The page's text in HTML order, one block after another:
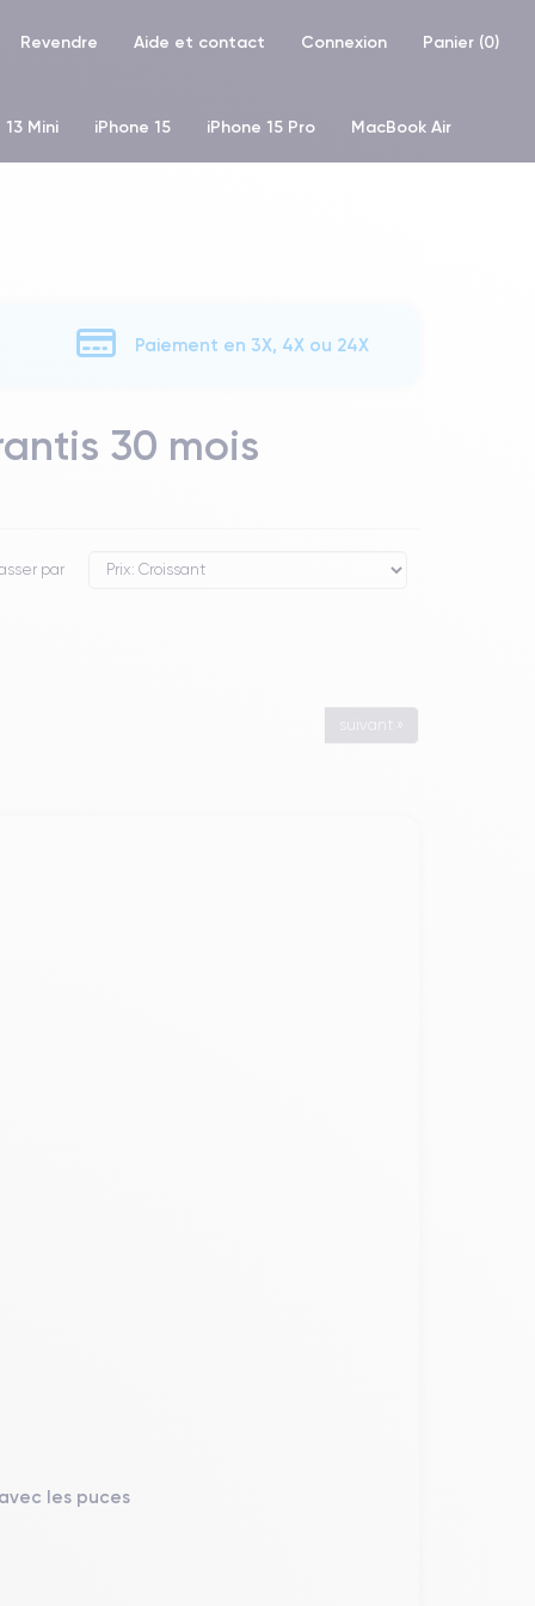
Revendre Aide et contact Connexion Panier (0)
Mini iPhone 15 iPhone 15 Pro MacBook Air
Paiement en 3X, 4X ou 24X
30 mois
par
suivant »
les puces